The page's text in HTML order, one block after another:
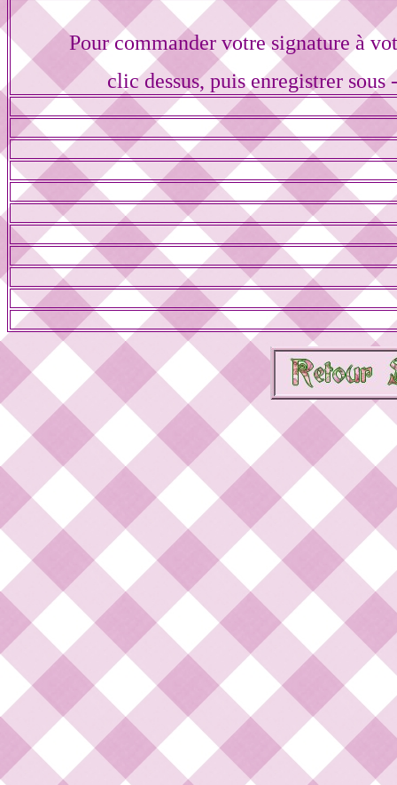
Pour commander votre signature à
clic dessus, puis enregistrer sous